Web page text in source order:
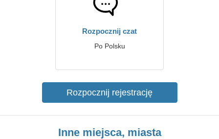
Rozpocznij czat
Po Polsku
Rozpocznij rejestrację
Inne miejsca, miasta